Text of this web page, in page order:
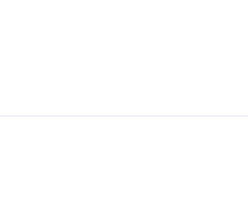
衡拆除，与北侧适当位置新